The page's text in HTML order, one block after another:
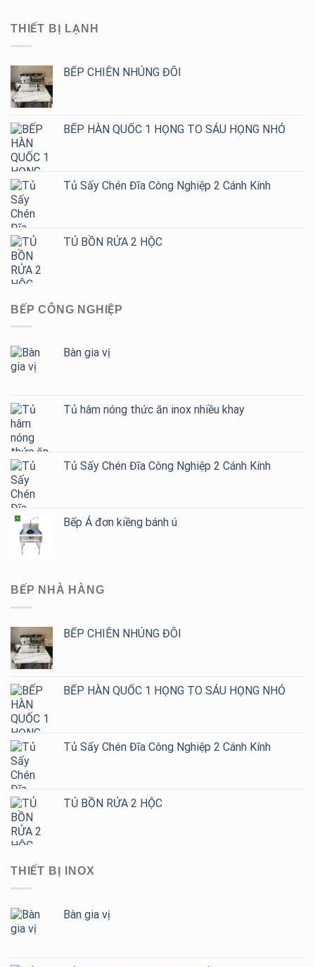
THIẾT BỊ LẠNH
BẾP CHIÊN NHÚNG ĐÔI
BẾP HÀN QUỐC 1 HỌNG TO SÁU HỌNG NHỎ
Tủ Sấy Chén Đĩa Công Nghiệp 2 Cánh Kính
TỦ BỒN RỬA 2 HỘC
BẾP CÔNG NGHIỆP
Bàn gia vị
Tủ hâm nóng thức ăn inox nhiều khay
Tủ Sấy Chén Đĩa Công Nghiệp 2 Cánh Kính
Bếp Á đơn kiềng bánh ú
BẾP NHÀ HÀNG
BẾP CHIÊN NHÚNG ĐÔI
BẾP HÀN QUỐC 1 HỌNG TO SÁU HỌNG NHỎ
Tủ Sấy Chén Đĩa Công Nghiệp 2 Cánh Kính
TỦ BỒN RỬA 2 HỘC
THIẾT BỊ INOX
Bàn gia vị